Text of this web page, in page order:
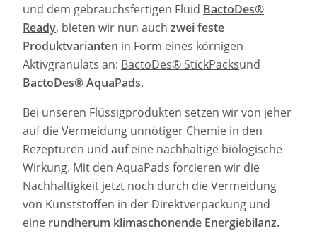
und dem gebrauchsfertigen Fluid BactoDes®
Ready, bieten wir nun auch zwei feste
Produktvarianten in Form eines körnigen
Aktivgranulats an: BactoDes® StickPacksund
BactoDes® AquaPads.
Bei unseren Flüssigprodukten setzen wir von jeher
auf die Vermeidung unnötiger Chemie in den
Rezepturen und auf eine nachhaltige biologische
Wirkung. Mit den AquaPads forcieren wir die
Nachhaltigkeit jetzt noch durch die Vermeidung
von Kunststoffen in der Direktverpackung und
eine rundherum klimaschonende Energiebilanz.